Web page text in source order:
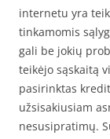
internetu yra
tinkamomis
gali be jokių
teikėjo sąskaitą
pasirinktas
užsisakiusiam
nesusipratimų.